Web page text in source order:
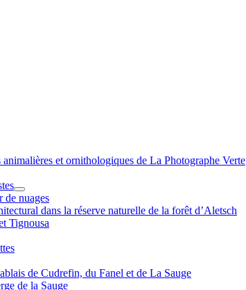
et ornithologiques de La Photographe Verte
ouvrir
menu
de nuages
dans la réserve naturelle de la forêt d’Aletsch
Tignousa
de Cudrefin, du Fanel et de La Sauge
de la Sauge